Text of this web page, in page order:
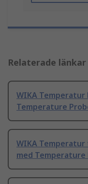
Relaterade länkar
WIKA Temperatur
Temperature
WIKA
med Temperature